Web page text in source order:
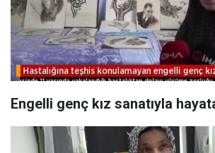
Engelli genç kız sanatıyla